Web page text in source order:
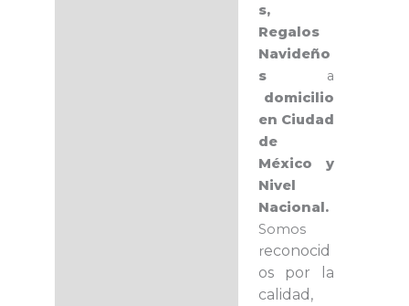
s,
Regalos
Navideño
s a
domicilio
en Ciudad
de
México y
Nivel
Nacional.
Somos
reconocid
os por la
calidad,